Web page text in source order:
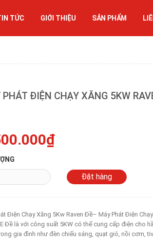
TỨC GIỚI THIỆU SẢN PHẨM
PHÁT ĐIỆN CHẠY XĂNG 5KW
Điện Chạy Xăng 5Kw Raven Đề– Máy Phát Điện
Đề là với công suất 5KW có thể cung cấp điện cho
gia đình như đèn chiếu sáng, quạt gió, nồi cơm,